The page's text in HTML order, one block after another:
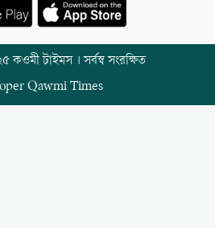
টাইমস । সর্বস্ব সংরক্ষিত
Qawmi Times